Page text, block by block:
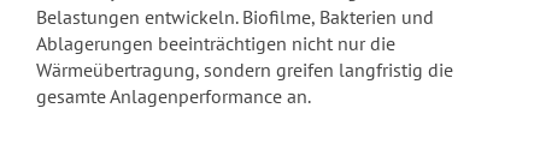
Belastungen entwickeln. Biofilme, Bakterien und
Ablagerungen beeinträchtigen nicht nur die
Wärmeübertragung, sondern greifen langfristig die
gesamte Anlagenperformance an.